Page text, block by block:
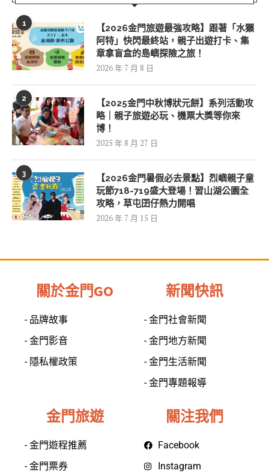
1
【2026金門旅遊最強攻略】跟著「水獺
阿特」快閃最終站，親子出遊打卡、集
章拿盲盒的島嶼探險之旅！
2026 年 7 月 8 日
2
【2025金門中秋博狀元餅】系列活動攻
略｜親子旅遊必玩、機票大獎等你來
博！
2025 年 8 月 27 日
3
【2026金門暑假必去景點】烈嶼親子童
玩節718-719盛大登場！習山湖公園全
攻略，草屯囝仔熱力開唱
2026 年 7 月 15 日
關於金門GO
- 品牌故事
- 金門影音
- 隱私權政策
新聞快訊
- 金門社會新聞
- 金門地方新聞
- 金門生活新聞
- 金門專題報導
金門旅遊
- 金門遊程推薦
- 金門票券
關注我們
Facebook
Instagram